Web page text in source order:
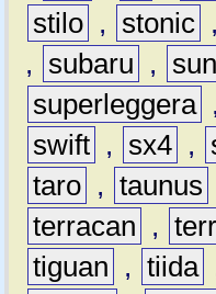
stilo , stonic ,
,
subaru ,
superleggera ,
swift , sx4 ,
taro , taunus
terracan
,
tiguan
, tiida